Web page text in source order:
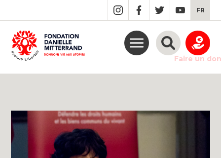
MAIN
CONTENT
FR
Faire un don